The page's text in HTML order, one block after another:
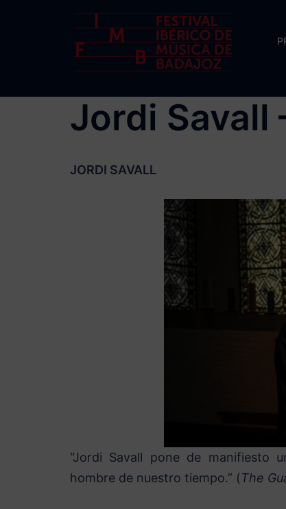
Jordi Savall
JORDI SAVALL
“Jordi Savall pone de manifiesto
hombre de nuestro tiempo.” (The